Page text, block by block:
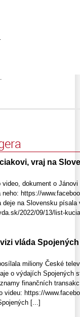
vraj na
video, dokument o
https://
deje na Slovensku
2022/09/13/list-
vláda
miliony České
o výdajích Spojených
finančních
videu: https://
[...]